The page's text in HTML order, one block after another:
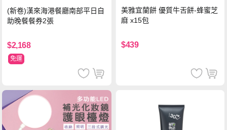
(新卷)漢來海港餐廳南部平日自
助晚餐餐券2張
$2,168
免運
美雅宜蘭餅 優質牛舌餅-蜂蜜芝
麻 x15包
$439